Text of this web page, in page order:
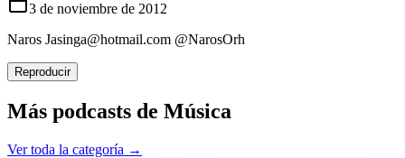
3 de noviembre de 2012
Naros Jasinga@hotmail.com @NarosOrh
Reproducir
Más podcasts de Música
Ver toda la categoría →